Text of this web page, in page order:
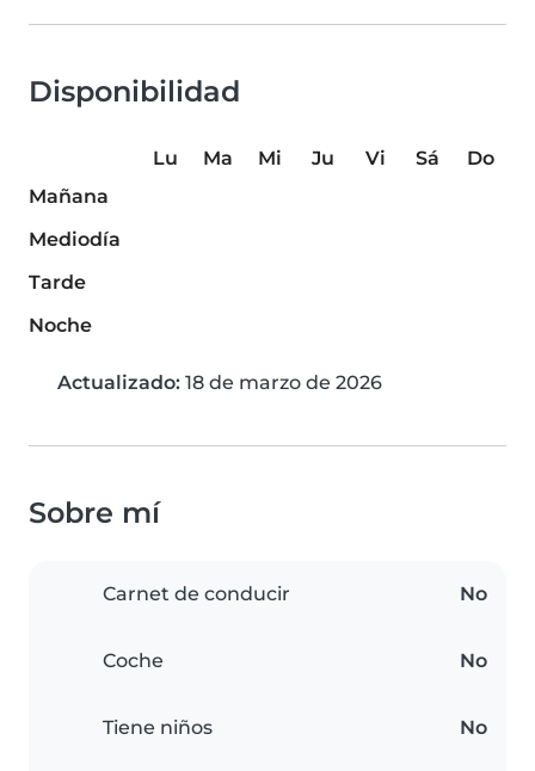
Disponibilidad
Lu Ma Mi Ju Vi Sá
Do
Mañana
Mediodía
Tarde
Noche
Actualizado: 18 de marzo de 2026
Sobre mí
Carnet de conducir No
Coche No
Tiene niños No